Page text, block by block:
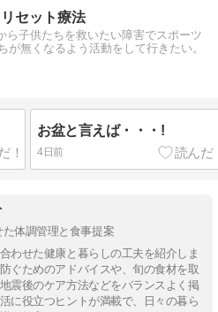
セット療法
ら子供たちを救いたい障害でスポーツ
が無くなるよう活動をして行きたい。
お盆と言えば・・・!
4日前
体調管理と食事提案
わせた健康と暮らしの工夫を紹介しま
ぐためのアドバイスや、旬の食材を取
震後のケア方法などをバランスよく掲
に役立つヒントが満載で、日々の暮ら